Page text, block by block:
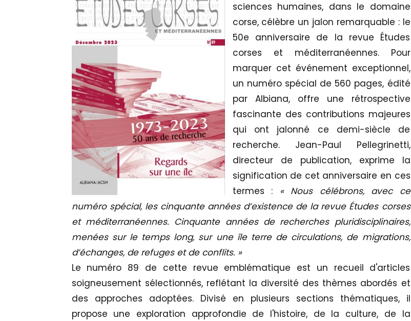
sciences humaines, dans le domaine
corse, célèbre un jalon remarquable : le
50e anniversaire de la revue Études
corses et méditerranéennes. Pour
marquer cet événement exceptionnel,
un numéro spécial de 560 pages, édité
par Albiana, offre une rétrospective
fascinante des contributions majeures
qui ont jalonné ce demi-siècle de
recherche. Jean-Paul Pellegrinetti,
directeur de publication, exprime la
signification de cet anniversaire en ces
termes :
« Nous célébrons, avec ce
numéro spécial, les cinquante années d’existence de la revue Études corses
et méditerranéennes. Cinquante années de recherches pluridisciplinaires,
menées sur le temps long, sur une île terre de circulations, de migrations,
d’échanges, de refuges et de conflits. »
Le numéro 89 de cette revue emblématique est un recueil d'articles
soigneusement sélectionnés, reflétant la diversité des thèmes abordés et
des approches adoptées. Divisé en plusieurs sections thématiques, il
propose une exploration approfondie de l'histoire, de la culture, de la